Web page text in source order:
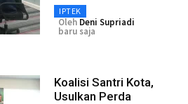
IPTEK
Oleh Deni Supriadi
baru saja
Koalisi Santri Kota,
Usulkan Perda